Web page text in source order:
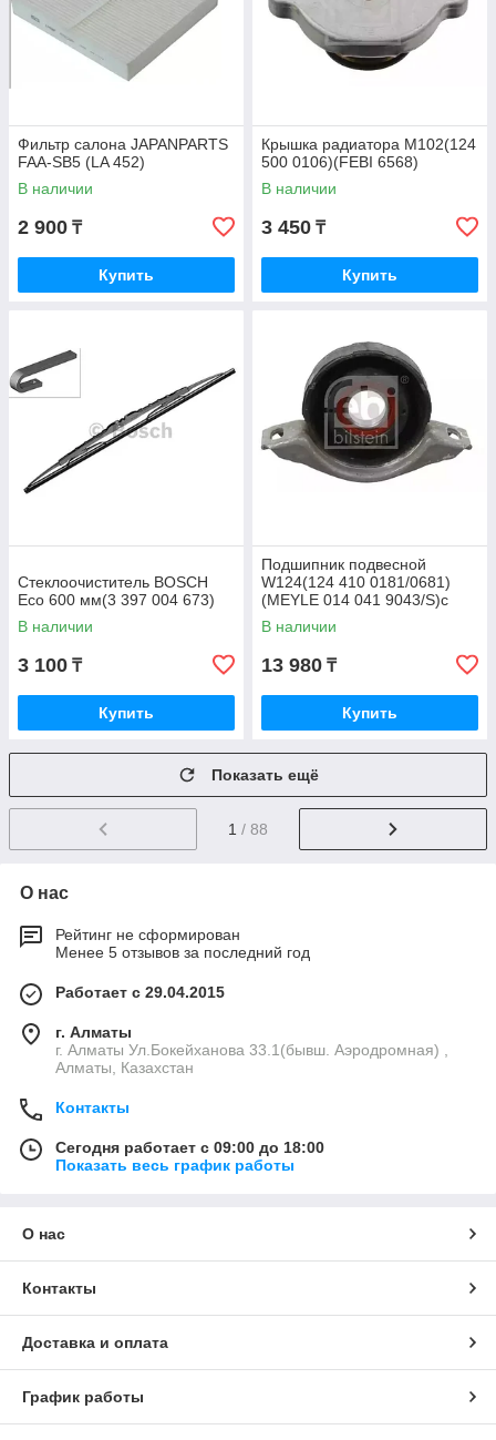
Фильтр салона JAPANPARTS
FAA-SB5 (LA 452)
В наличии
2 900 ₸
Купить
Крышка радиатора M102(124
500 0106)(FEBI 6568)
В наличии
3 450 ₸
Купить
Стеклоочиститель BOSCH
Eco 600 мм(3 397 004 673)
В наличии
3 100 ₸
Купить
Подшипник подвесной
W124(124 410 0181/0681)
(MEYLE 014 041 9043/S)с
подшипником
В наличии
13 980 ₸
Купить
Показать ещё
1 / 88
О нас
Рейтинг не сформирован
Менее 5 отзывов за последний год
Работает с 29.04.2015
г. Алматы
г. Алматы Ул.Бокейханова 33.1(бывш. Аэродромная) ,
Алматы, Казахстан
Контакты
Сегодня работает с 09:00 до 18:00
Показать весь график работы
О нас
Контакты
Доставка и оплата
График работы